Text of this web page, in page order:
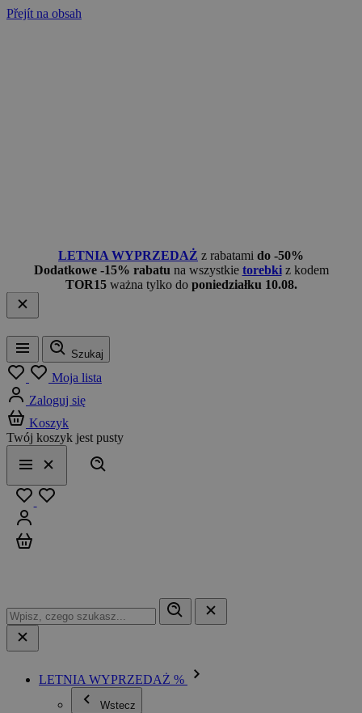
Přejít na obsah
LETNIA WYPRZEDAŻ z rabatami do -50%
Dodatkowe -15% rabatu na wszystkie torebkiz kodem
TOR15 ważna tylko do poniedziałku 10.08.
Menu
Szukaj
Moja lista
Zaloguj się
Koszyk
Twój koszyk jest pusty
Menu
Zamknij
LETNIA WYPRZEDAŻ %
Wstecz